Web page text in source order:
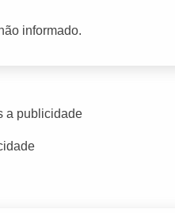
informado.
a publicidade